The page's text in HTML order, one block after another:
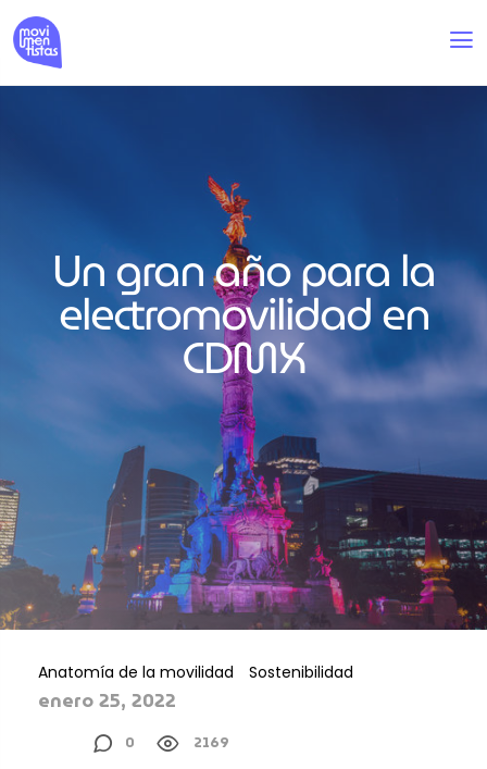
Un gran año para la
electromovilidad en
CDMX
Anatomía de la movilidad Sostenibilidad
enero 25, 2022
0 2169